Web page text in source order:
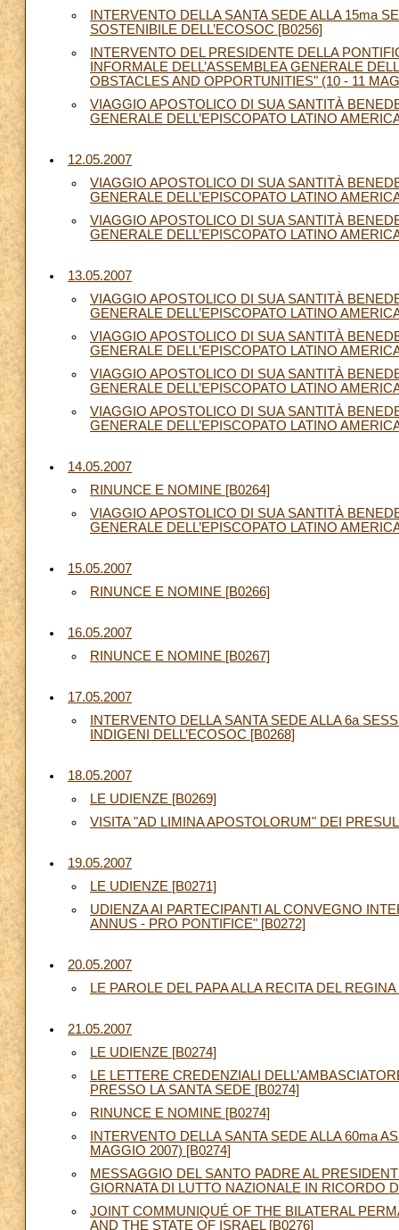
INTERVENTO DELLA SANTA SEDE ALLA 15ma
SOSTENIBILE DELL’ECOSOC [B0256]
INTERVENTO DEL PRESIDENTE DELLA
INFORMALE DELL’ASSEMBLEA GENERALE
OBSTACLES AND OPPORTUNITIES" (10 - 11
VIAGGIO APOSTOLICO DI SUA SANTITÀ
GENERALE DELL’EPISCOPATO LATINO
12.05.2007
VIAGGIO APOSTOLICO DI SUA SANTITÀ
GENERALE DELL’EPISCOPATO LATINO
VIAGGIO APOSTOLICO DI SUA SANTITÀ
GENERALE DELL’EPISCOPATO LATINO
13.05.2007
VIAGGIO APOSTOLICO DI SUA SANTITÀ
GENERALE DELL’EPISCOPATO LATINO
VIAGGIO APOSTOLICO DI SUA SANTITÀ
GENERALE DELL’EPISCOPATO LATINO
VIAGGIO APOSTOLICO DI SUA SANTITÀ
GENERALE DELL’EPISCOPATO LATINO
VIAGGIO APOSTOLICO DI SUA SANTITÀ
GENERALE DELL’EPISCOPATO LATINO
14.05.2007
RINUNCE E NOMINE [B0264]
VIAGGIO APOSTOLICO DI SUA SANTITÀ
GENERALE DELL’EPISCOPATO LATINO
15.05.2007
RINUNCE E NOMINE [B0266]
16.05.2007
RINUNCE E NOMINE [B0267]
17.05.2007
INTERVENTO DELLA SANTA SEDE ALLA 6a
INDIGENI DELL’ECOSOC [B0268]
18.05.2007
LE UDIENZE [B0269]
VISITA "AD LIMINA APOSTOLORUM" DEI
19.05.2007
LE UDIENZE [B0271]
UDIENZA AI PARTECIPANTI AL CONVEGNO
ANNUS - PRO PONTIFICE" [B0272]
20.05.2007
LE PAROLE DEL PAPA ALLA RECITA DEL
21.05.2007
LE UDIENZE [B0274]
LE LETTERE CREDENZIALI
PRESSO LA SANTA SEDE [B0274]
RINUNCE E NOMINE [B0274]
INTERVENTO DELLA SANTA SEDE ALLA 60ma
MAGGIO 2007) [B0274]
MESSAGGIO DEL SANTO PADRE AL
GIORNATA DI LUTTO NAZIONALE IN RICORDO
JOINT COMMUNIQUÉ OF THE BILATERAL
AND THE STATE OF ISRAEL [B0276]